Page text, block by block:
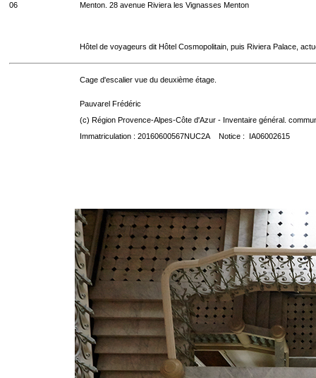
06 Menton. 28 avenue Riviera les Vignasses Menton
Hôtel de voyageurs dit Hôtel Cosmopolitain, puis Riviera Palace,
Cage d'escalier vue du deuxième étage.
Pauvarel Frédéric
(c) Région Provence-Alpes-Côte d'Azur - Inventaire général.
Immatriculation : 20160600567NUC2A Notice : IA06002615